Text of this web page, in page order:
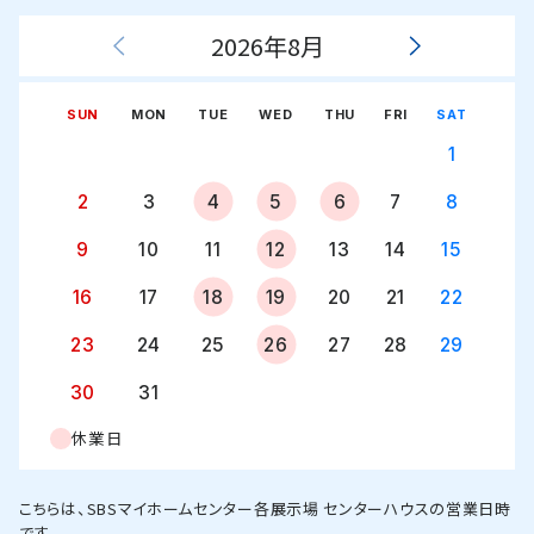
2026年8月
SUN MON TUE WED THU FRI SAT
1
2 3 4 5 6 7 8
9 10 11 12 13 14 15
16 17 18 19 20 21 22
23 24 25 26 27 28 29
30 31
休業日
こちらは、SBSマイホームセンター各展示場 センターハウスの営業日時